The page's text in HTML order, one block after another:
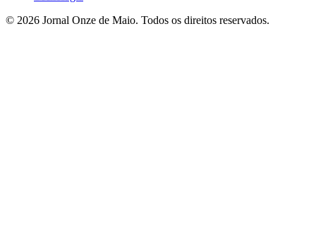
© 2026 Jornal Onze de Maio. Todos os direitos reservados.